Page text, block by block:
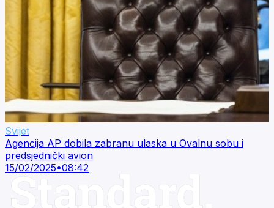
Svijet
Agencija AP dobila zabranu ulaska u Ovalnu sobu i
predsjednički avion
15/02/2025•08:42